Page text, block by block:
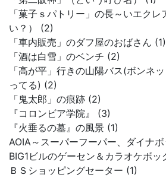
「菓子ｓパトリー」の長～いエク
い？） (2)
「車内販売」のダフ屋のおばさん (1)
「酒は白雪」のベンチ (2)
「高が平」行きの山陽バス(ボンネ
ってる) (2)
「鬼太郎」の痕跡 (2)
『コロンビア学院』 (3)
『火垂るの墓』の風景 (1)
AOIA～スーパーフーパー、ダイナ
BIG1ビルのゲーセン＆カラオケボッ
ＢＳショッピングセーター (1)